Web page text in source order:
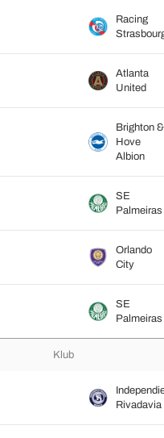
Racing
Atlanta
United
Brighton &
Hove
Albion
SE
Palmeiras
Orlando
City
SE
Palmeiras
Klub
Rivadavia